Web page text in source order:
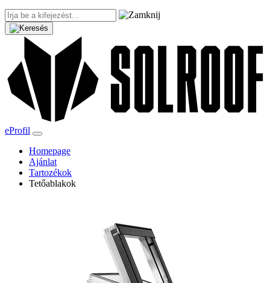
eProfil
Homepage
Ajánlat
Tartozékok
Tetőablakok